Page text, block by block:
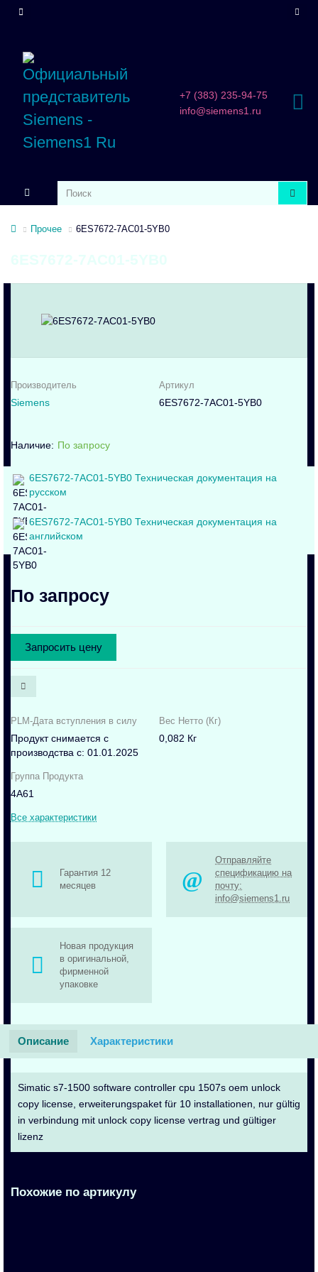
+7 (383) 235-94-75
info@siemens1.ru
Прочее 6ES7672-7AC01-5YB0
6ES7672-7AC01-5YB0
Производитель
Siemens
Артикул
6ES7672-7AC01-5YB0
По запросу
6ES7672-7AC01-5YB0 Техническая документация на
русском
6ES7672-7AC01-5YB0 Техническая документация на
английском
По запросу
Запросить цену
PLM-Дата вступления в силу
Продукт снимается с
производства с: 01.01.2025
Вес Нетто (Кг)
0,082 Кг
Группа Продукта
4A61
Все характеристики
Гарантия 12
месяцев
Отправляйте
спецификацию на
почту:
info@siemens1.ru
Новая продукция
в оригинальной,
фирменной
упаковке
Описание Характеристики
Simatic s7-1500 software controller cpu 1507s oem unlock
copy license, erweiterungspaket für 10 installationen, nur gültig
in verbindung mit unlock copy license vertrag und gültiger
lizenz
Похожие по артикулу